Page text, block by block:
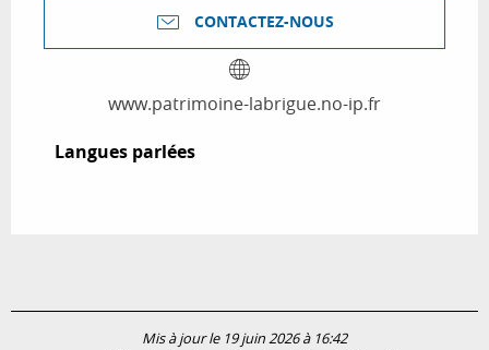
CONTACTEZ-NOUS
www.patrimoine-labrigue.no-ip.fr
Langues parlées
Langues parlées
Mis à jour le 19 juin 2026 à 16:42